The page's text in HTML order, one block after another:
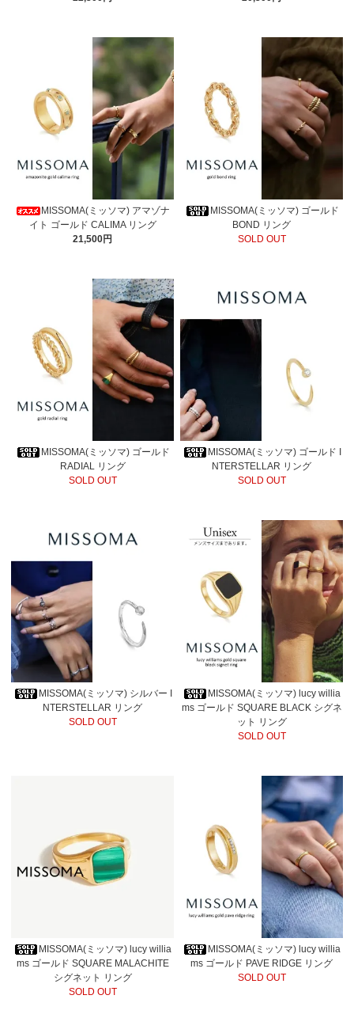
MISSOMA(ミッソマ) アマゾナ
イト ゴールド CALIMA リング
21,500円
MISSOMA(ミッソマ) ゴールド
BOND リング
SOLD OUT
MISSOMA(ミッソマ) ゴールド
RADIAL リング
SOLD OUT
MISSOMA(ミッソマ) ゴールド I
NTERSTELLAR リング
SOLD OUT
MISSOMA(ミッソマ) シルバー I
NTERSTELLAR リング
SOLD OUT
MISSOMA(ミッソマ) lucy willia
ms ゴールド SQUARE BLACK シグネ
ット リング
SOLD OUT
MISSOMA(ミッソマ) lucy willia
ms ゴールド SQUARE MALACHITE
シグネット リング
SOLD OUT
MISSOMA(ミッソマ) lucy willia
ms ゴールド PAVE RIDGE リング
SOLD OUT